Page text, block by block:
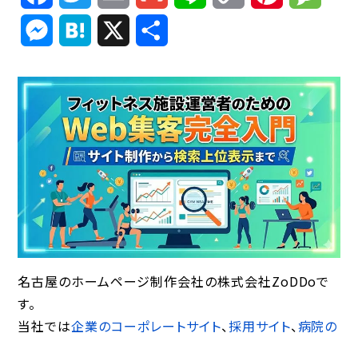
Link
Messenger
Hatena
名古屋のホームページ制作会社の株式会社ZoDDoで
す。
当社では企業のコーポレートサイト、採用サイト、病院の